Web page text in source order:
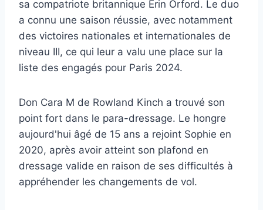
sa compatriote britannique Erin Orford. Le duo
a connu une saison réussie, avec notamment
des victoires nationales et internationales de
niveau III, ce qui leur a valu une place sur la
liste des engagés pour Paris 2024.
Don Cara M de Rowland Kinch a trouvé son
point fort dans le para-dressage. Le hongre
aujourd'hui âgé de 15 ans a rejoint Sophie en
2020, après avoir atteint son plafond en
dressage valide en raison de ses difficultés à
appréhender les changements de vol.